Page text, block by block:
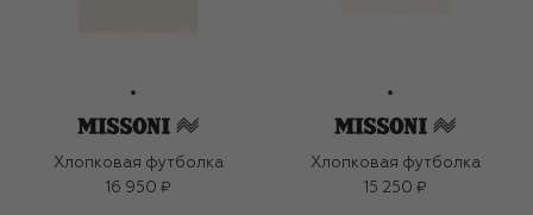
Хлопковая футболка
16 950 ₽
Хлопковая футболка
15 250 ₽